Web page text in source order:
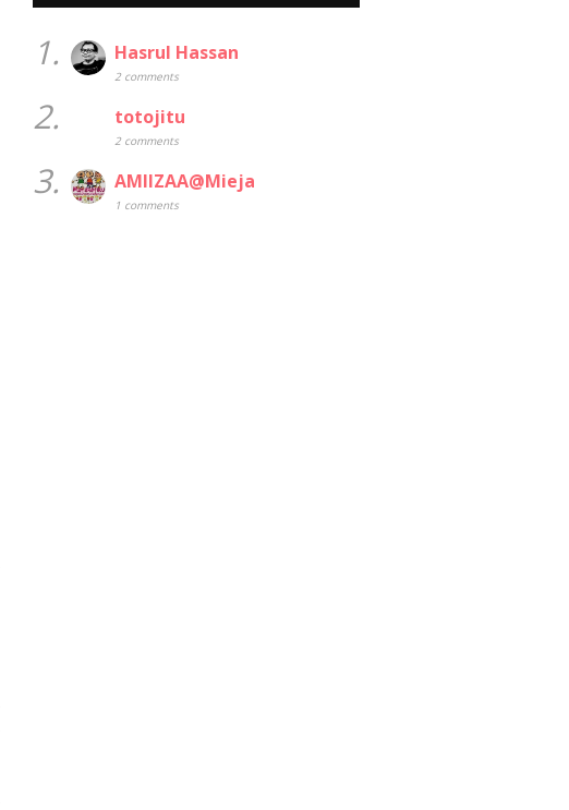
1. Hasrul Hassan
2 comments
2. totojitu
2 comments
3. AMIIZAA@Mieja
1 comments